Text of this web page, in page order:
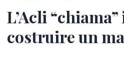
L’Acli
costruire un